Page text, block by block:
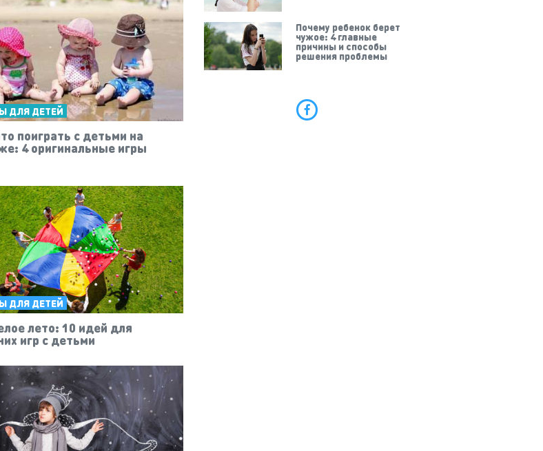
ДЛЯ ДЕТЕЙ
поиграть с детьми на
4 оригинальные игры
ДЛЯ ДЕТЕЙ
лето: 10 идей для
игр с детьми
Почему ребенок берет
чужое: 4 главные
причины и способы
решения проблемы